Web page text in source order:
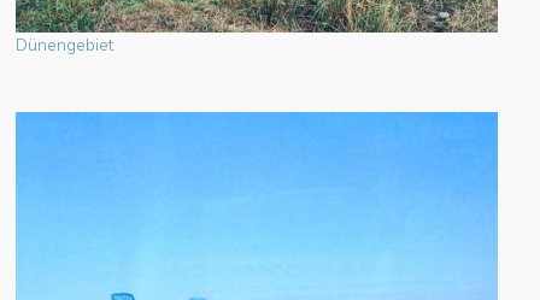
Dünengebiet